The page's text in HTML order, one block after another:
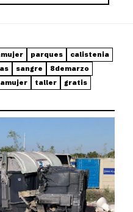
parques
calistenia
sangre
8demarzo
taller
gratis